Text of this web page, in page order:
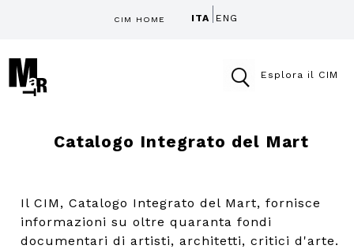
CIM HOME ITA ENG
Esplora il CIM
Catalogo Integrato del Mart
Il CIM, Catalogo Integrato del Mart, fornisce
informazioni su oltre quaranta fondi
documentari di artisti, architetti, critici d'arte.